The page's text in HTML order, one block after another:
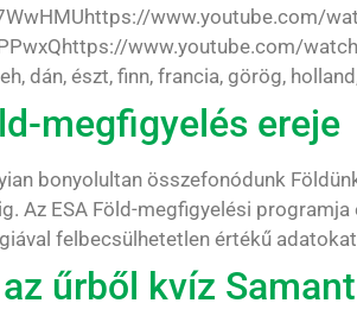
www.youtube.com/
www.youtube.com/
dán, észt, finn, francia, görög,
megfigyelés ereje
bonyolultan összefonódunk
Az ESA Föld-megfigyelési
felbecsülhetetlen értékű
űrből kvíz